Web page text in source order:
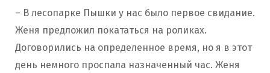
– В лесопарке Пышки у нас было первое свидание.
Женя предложил покататься на роликах.
Договорились на определенное время, но я в этот
день немного проспала назначенный час. Женя